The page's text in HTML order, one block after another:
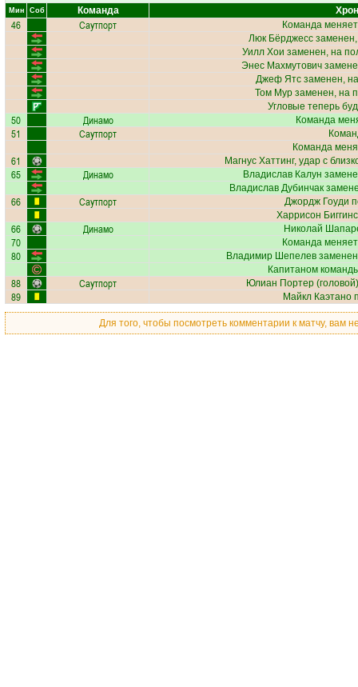
Мин Соб Команда
46 Саутпорт
Команда
Люк Бёрджесс
Уилл Хои заменен, на
Энес Махмутович
Джеф Ятс заменен,
Том Мур заменен, на
Угловые теперь
50 Динамо Команда
51 Саутпорт
Команда
61 Магнус Хаттинг, удар с
65 Динамо Владислав Калун
Владислав Дубинчак
66 Саутпорт Джордж Гоуди
Харрисон Биггинс
66 Динамо Николай
70 Команда
80 Владимир Шепелев
Капитаном
88 Саутпорт Юлиан Портер
89 Майкл Каэтано
Для того, чтобы посмотреть комментарии к матчу, вам